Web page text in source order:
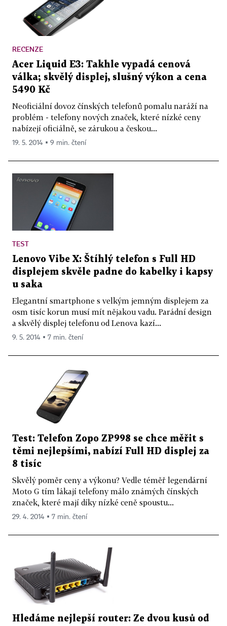
RECENZE
Acer Liquid E3: Takhle vypadá cenová
válka; skvělý displej, slušný výkon a cena
5490 Kč
Neoficiální dovoz čínských telefonů pomalu naráží na
problém - telefony nových značek, které nízké ceny
nabízejí oficiálně, se zárukou a českou...
19. 5. 2014 ▪ 9 min. čtení
TEST
Lenovo Vibe X: Štíhlý telefon s Full HD
displejem skvěle padne do kabelky i kapsy
u saka
Elegantní smartphone s velkým jemným displejem za
osm tisíc korun musí mít nějakou vadu. Parádní design
a skvělý displej telefonu od Lenova kazí...
9. 5. 2014 ▪ 7 min. čtení
Test: Telefon Zopo ZP998 se chce měřit s
těmi nejlepšími, nabízí Full HD displej za
8 tisíc
Skvělý poměr ceny a výkonu? Vedle téměř legendární
Moto G tím lákají telefony málo známých čínských
značek, které mají díky nízké ceně spoustu...
29. 4. 2014 ▪ 7 min. čtení
Hledáme nejlepší router: Ze dvou kusů od